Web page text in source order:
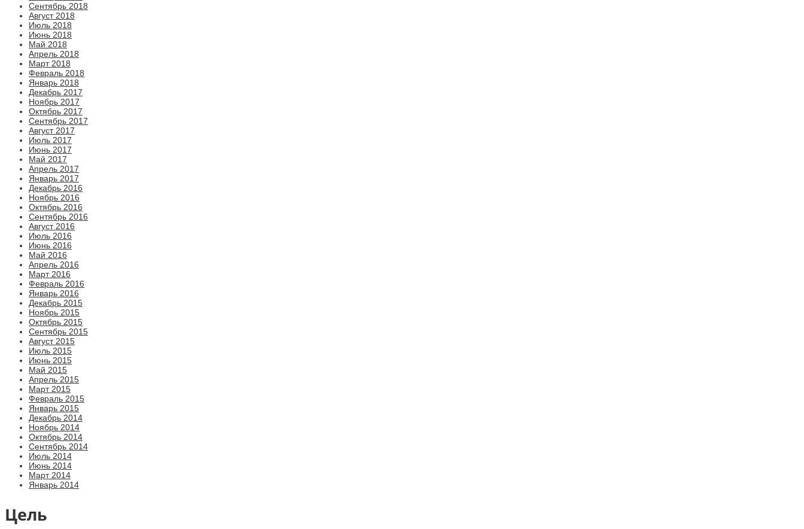
Сентябрь 2018
Август 2018
Июль 2018
Июнь 2018
Май 2018
Апрель 2018
Март 2018
Февраль 2018
Январь 2018
Декабрь 2017
Ноябрь 2017
Октябрь 2017
Сентябрь 2017
Август 2017
Июль 2017
Июнь 2017
Май 2017
Апрель 2017
Январь 2017
Декабрь 2016
Ноябрь 2016
Октябрь 2016
Сентябрь 2016
Август 2016
Июль 2016
Июнь 2016
Май 2016
Апрель 2016
Март 2016
Февраль 2016
Январь 2016
Декабрь 2015
Ноябрь 2015
Октябрь 2015
Сентябрь 2015
Август 2015
Июль 2015
Июнь 2015
Май 2015
Апрель 2015
Март 2015
Февраль 2015
Январь 2015
Декабрь 2014
Ноябрь 2014
Октябрь 2014
Сентябрь 2014
Июль 2014
Июнь 2014
Март 2014
Январь 2014
Цель